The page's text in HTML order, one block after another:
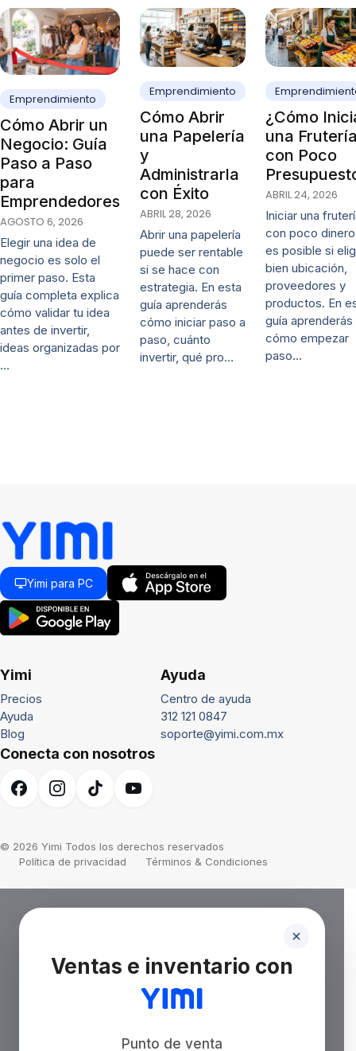
Emprendimiento
Cómo Abrir un
Negocio: Guía
Paso a Paso
para
Emprendedores
AGOSTO 6, 2026
Elegir una idea de
negocio es solo el
primer paso. Esta
guía completa explica
cómo validar tu idea
antes de invertir,
ideas organizadas por
…
Emprendimiento
Cómo Abrir
una Papelería
y
Administrarla
con Éxito
ABRIL 28, 2026
Abrir una papelería
puede ser rentable
si se hace con
estrategia. En esta
guía aprenderás
cómo iniciar paso a
paso, cuánto
invertir, qué pro…
¿Cómo
una
con Poco
ABRIL 24, 2026
Iniciar una
con poco dinero
es posible si
bien ubicación,
proveedores y
productos. En
guía aprenderás
cómo empezar
paso…
Yimi para PC
Yimi
Precios
Ayuda
Blog
Ayuda
Centro de ayuda
312 121 0847
soporte@yimi.com.mx
Conecta con nosotros
© 2026 Yimi Todos los derechos reservados
Política de privacidad
Términos & Condiciones
Ventas e inventario con
Punto de venta